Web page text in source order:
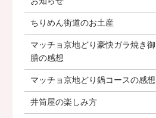
ちりめん街道のお土産
マッチョ京地どり豪快ガラ焼き御
膳の感想
マッチョ京地どり鍋コースの感想
井筒屋の楽しみ方